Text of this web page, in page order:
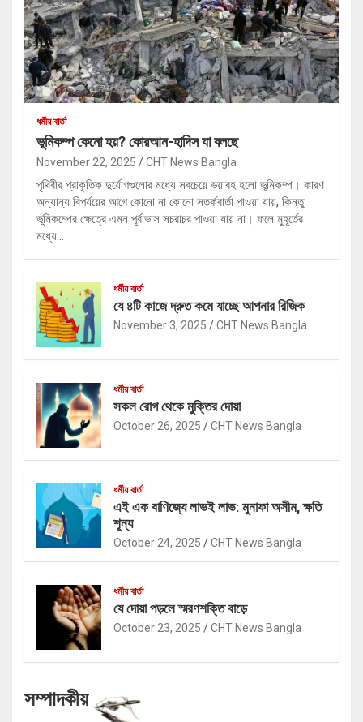
ধর্মীয় বার্তা
ভূমিকম্প কেনো হয়? কোরআন-হাদিস যা বলছে
November 22, 2025 CHT News Bangla
পৃথিবীর প্রাকৃতিক দুর্যোগগুলোর মধ্যে সবচেয়ে ভয়াবহ হলো ভূমিকম্প। কারণ
অন্যান্য বিপর্যয়ের আগে কোনো না কোনো সতর্কবার্তা পাওয়া যায়, কিন্তু
ভূমিকম্পের ক্ষেত্রে এমন পূর্বাভাস সচরাচর পাওয়া যায় না। ফলে মুহূর্তের
মধ্যে…
ধর্মীয় বার্তা
যে ৪টি কাজে দ্রুত কমে যাচ্ছে আপনার রিজিক
November 3, 2025 CHT News Bangla
ধর্মীয় বার্তা
সকল রোগ থেকে মুক্তির দোয়া
October 26, 2025 CHT News Bangla
ধর্মীয় বার্তা
এই এক বাণিজ্যে লাভই লাভ: মুনাফা অসীম, ক্ষতি
শূন্য
October 24, 2025 CHT News Bangla
ধর্মীয় বার্তা
যে দোয়া পড়লে স্মরণশক্তি বাড়ে
October 23, 2025 CHT News Bangla
সম্পাদকীয়